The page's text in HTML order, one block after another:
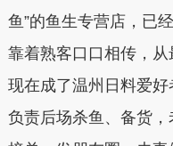
鱼”的鱼生专营店，已
靠着熟客口口相传，
现在成了温州日料爱
负责后场杀鱼、备货